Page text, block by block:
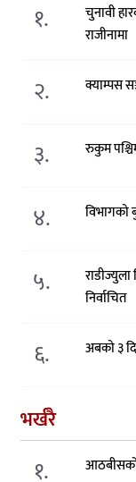
१.
चुनावी
राजीनामा
२. क्याम्पस
३. रुकुम
४. विभागको
५.
निर्वाचित
६. अबको ३
भर्खरै
१.